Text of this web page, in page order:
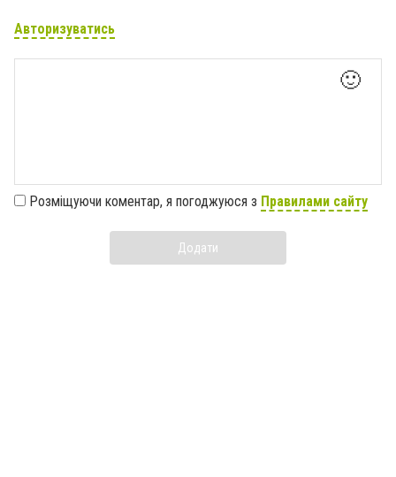
Авторизуватись
🙂
Розміщуючи коментар, я погоджуюся з Правилами сайту
Додати